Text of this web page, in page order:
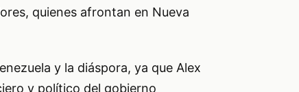
quienes afrontan en Nueva
y la diáspora, ya que Alex
y político del gobierno